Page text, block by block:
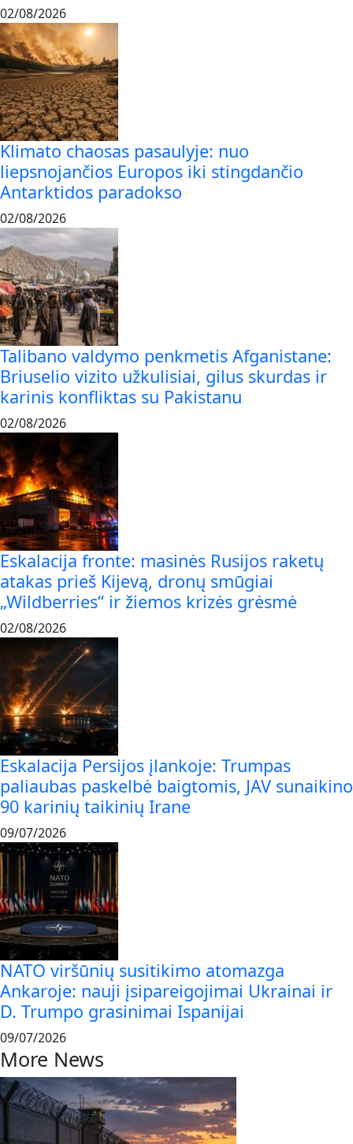
02/08/2026
Klimato chaosas pasaulyje: nuo
liepsnojančios Europos iki stingdančio
Antarktidos paradokso
02/08/2026
Talibano valdymo penkmetis Afganistane:
Briuselio vizito užkulisiai, gilus skurdas ir
karinis konfliktas su Pakistanu
02/08/2026
Eskalacija fronte: masinės Rusijos raketų
atakas prieš Kijevą, dronų smūgiai
„Wildberries“ ir žiemos krizės grėsmė
02/08/2026
Eskalacija Persijos įlankoje: Trumpas
paliaubas paskelbė baigtomis, JAV sunaikino
90 karinių taikinių Irane
09/07/2026
NATO viršūnių susitikimo atomazga
Ankaroje: nauji įsipareigojimai Ukrainai ir
D. Trumpo grasinimai Ispanijai
09/07/2026
More News